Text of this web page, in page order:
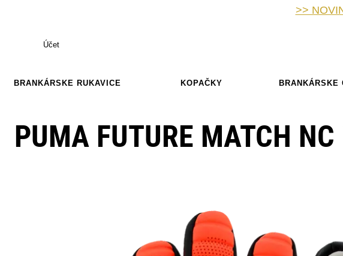
>>
Účet
BRANKÁRSKE RUKAVICE KOPAČKY BRANKÁRSKE
PUMA FUTURE MATCH NC